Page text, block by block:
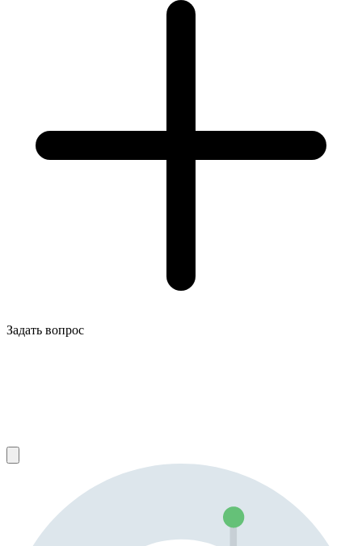
Задать вопрос